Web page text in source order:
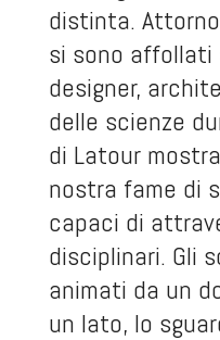
distinta.
si sono
designer,
delle scienze
di Latour
nostra fame di
capaci di
disciplinari. Gli
animati da un
un lato, lo